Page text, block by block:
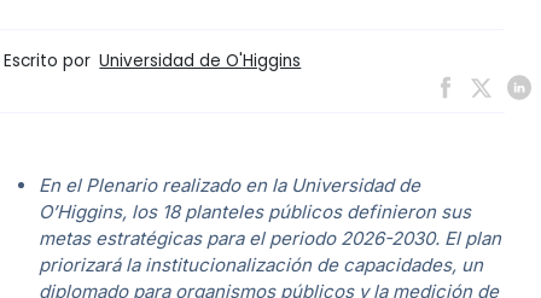
Escrito por Universidad de O'Higgins
En el Plenario realizado en la Universidad de
O’Higgins, los 18 planteles públicos definieron sus
metas estratégicas para el periodo 2026-2030. El plan
priorizará la institucionalización de capacidades, un
diplomado para organismos públicos y la medición de